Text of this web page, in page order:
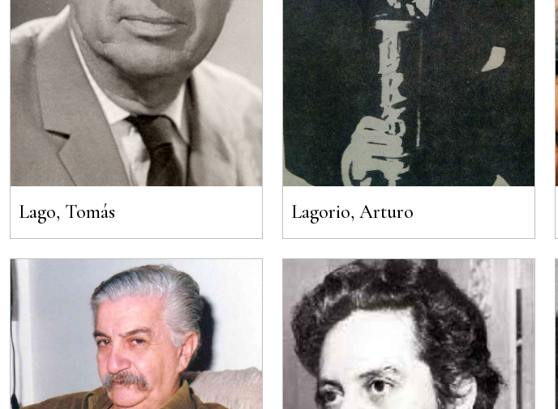
Lago, Tomás Lagorio, Arturo